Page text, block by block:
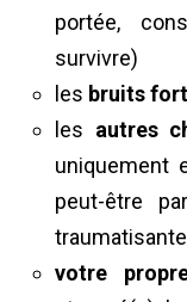
portée,
survivre)
les bruits
les autres
uniquement
peut-être
votre